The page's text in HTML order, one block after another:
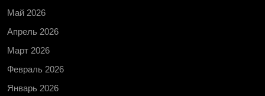
Май 2026
Апрель 2026
Март 2026
Февраль 2026
Январь 2026